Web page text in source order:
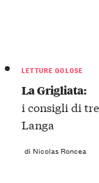
LETTURE GOLOSE
La Grigliata:
i consigli di
Langa
di Nicolas Roncea